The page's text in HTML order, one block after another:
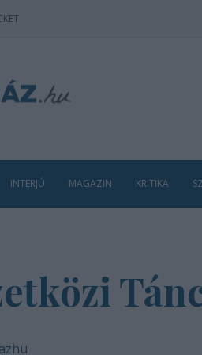
INTERJÚ MAGAZIN KRITIKA